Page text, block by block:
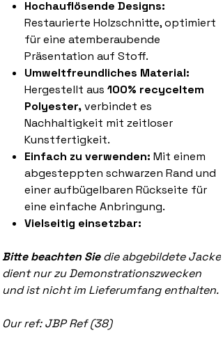
Hochauflösende Designs:
Restaurierte Holzschnitte, optimiert
für eine atemberaubende
Präsentation auf Stoff.
Umweltfreundliches Material:
Hergestellt aus 100% recyceltem
Polyester,verbindet es
Nachhaltigkeit mit zeitloser
Kunstfertigkeit.
Einfach zu verwenden: Mit einem
abgesteppten schwarzen Rand und
einer aufbügelbaren Rückseite für
eine einfache Anbringung.
Vielseitig einsetzbar:
Bitte beachten Siedie abgebildete Jacke
dient nur zu Demonstrationszwecken
und ist nicht im Lieferumfang enthalten.
Our ref: JBP Ref (38)